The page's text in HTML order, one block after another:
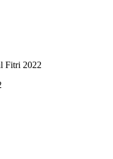
Fitri 2022